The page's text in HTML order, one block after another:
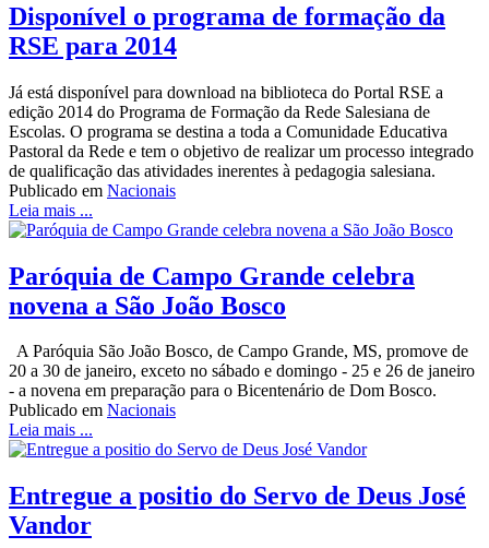
Disponível o programa de formação da
RSE para 2014
Já está disponível para download na biblioteca do Portal RSE a
edição 2014 do Programa de Formação da Rede Salesiana de
Escolas. O programa se destina a toda a Comunidade Educativa
Pastoral da Rede e tem o objetivo de realizar um processo integrado
de qualificação das atividades inerentes à pedagogia salesiana.
Publicado em Nacionais
Leia mais ...
Paróquia de Campo Grande celebra
novena a São João Bosco
A Paróquia São João Bosco, de Campo Grande, MS, promove de
20 a 30 de janeiro, exceto no sábado e domingo - 25 e 26 de janeiro
- a novena em preparação para o Bicentenário de Dom Bosco.
Publicado em Nacionais
Leia mais ...
Entregue a positio do Servo de Deus José
Vandor